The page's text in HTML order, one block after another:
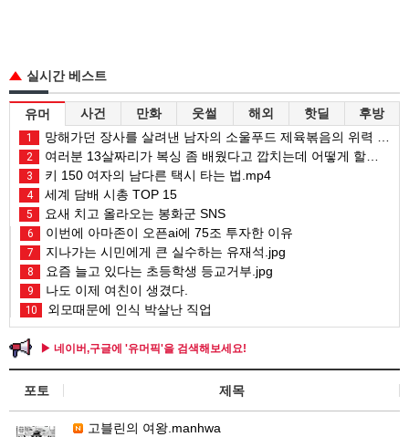
실시간 베스트
유머 사건 만화 웃썰 해외 핫딜 후방
1 망해가던 장사를 살려낸 남자의 소울푸드 제육볶음의 위력 ㅋㅋ
2 여러분 13살짜리가 복싱 좀 배웠다고 깝치는데 어떻게 할까요?
3 키 150 여자의 남다른 택시 타는 법.mp4
4 세계 담배 시총 TOP 15
5 요새 치고 올라오는 봉화군 SNS
6 이번에 아마존이 오픈ai에 75조 투자한 이유
7 지나가는 시민에게 큰 실수하는 유재석.jpg
8 요즘 늘고 있다는 초등학생 등교거부.jpg
9 나도 이제 여친이 생겼다.
10 외모때문에 인식 박살난 직업
▶ 네이버,구글에 '유머픽'을 검색해보세요!
포토 제목
고블린의 여왕.manhwa